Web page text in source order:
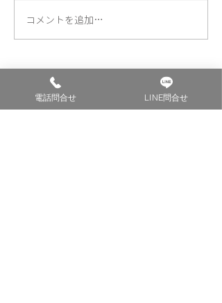
災害時に愛犬の安全を確
保するには？
コメントを追加…
電話問合せ LINE問合せ